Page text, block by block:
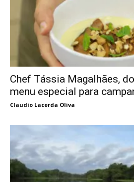
Chef Tássia Magalhães,
menu especial para
Claudio Lacerda Oliva